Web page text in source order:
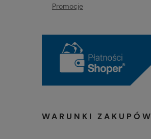
Promocje
WARUNKI ZAKUPÓW